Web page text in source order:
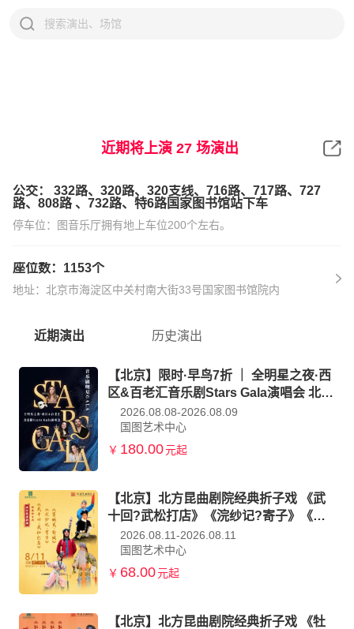
近期将上演 27 场演出
公交： 332路、320路、320支线、716路、717路、727
路、808路 、732路、特6路国家图书馆站下车
停车位：图音乐厅拥有地上车位200个左右。
座位数：1153个
地址：北京市海淀区中关村南大街33号国家图书馆院内
近期演出 历史演出
【北京】限时·早鸟7折 ｜ 全明星之夜·西
区&百老汇音乐剧Stars Gala演唱会 北京
2026.08.08-2026.08.09
国图艺术中心
￥ 180.00元起
【北京】北方昆曲剧院经典折子戏 《武
十回?武松打店》《浣纱记?寄子》《窦
娥冤?斩娥》
2026.08.11-2026.08.11
国图艺术中心
￥ 68.00元起
【北京】北方昆曲剧院经典折子戏 《牡